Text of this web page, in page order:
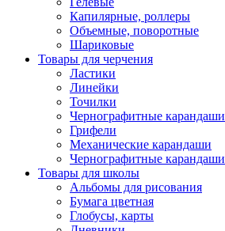
Капилярные, роллеры
Объемные, поворотные
Шариковые
Товары для черчения
Ластики
Линейки
Точилки
Чернографитные карандаши
Грифели
Механические карандаши
Чернографитные карандаши
Товары для школы
Альбомы для рисования
Бумага цветная
Глобусы, карты